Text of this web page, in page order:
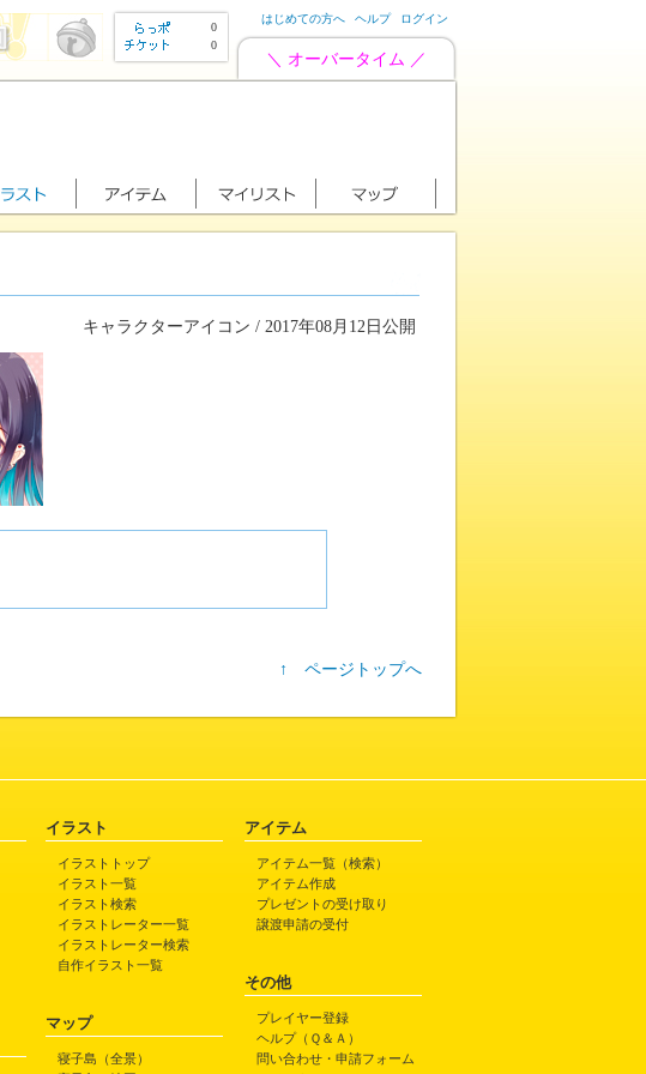
0
0
はじめての方へ ヘルプ ログイン
＼ オーバータイム ／
キャラクターアイコン / 2017年08月12日公開
↑ ページトップへ
イラスト
イラストトップ
イラスト一覧
イラスト検索
イラストレーター一覧
イラストレーター検索
自作イラスト一覧
マップ
寝子島（全景）
アイテム
アイテム一覧（検索）
アイテム作成
プレゼントの受け取り
譲渡申請の受付
その他
プレイヤー登録
ヘルプ（Ｑ＆Ａ）
問い合わせ・申請フォーム